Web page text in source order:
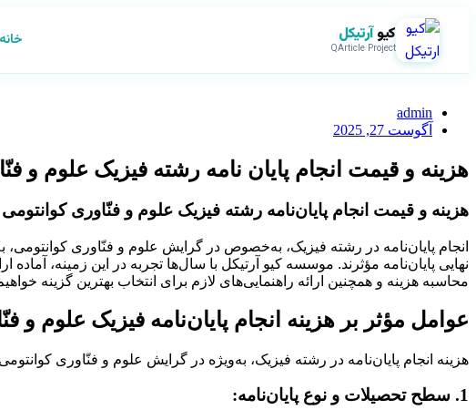
کیوآرتیکل
QArticle Project خانه
admin
آگوست 27, 2025
هزینه و قیمت انجام پایان نامه رشته فیزیک علوم و
هزینه و قیمت انجام پایان‌نامه رشته فیزیک علوم و فنّاوری کوانتومی
انجام پایان‌نامه در رشته فیزیک، به‌خصوص در گرایش علوم و فنّاوری
نهایی پایان‌نامه مؤثرند. موسسه کیو آرتیکل با سال‌ها تجربه در این زمینه،
محاسبه هزینه و همچنین ارائه راهنمایی‌های لازم برای انتخاب بهترین گزینه
عوامل مؤثر بر هزینه انجام پایان‌نامه فیزیک علوم و
هزینه انجام پایان‌نامه در رشته فیزیک، به‌ویژه در گرایش علوم و فنّاوری
1. سطح تحصیلات و نوع پایان‌نامه: